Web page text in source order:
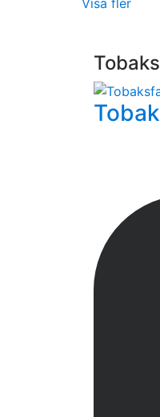
Visa fler